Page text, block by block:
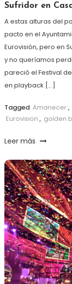
Sufridor en
A estas alturas del
pacto en el
Eurovisión, pero en
y no queríamos
pareció el Festival
en playback […]
Tagged Amanecer,
Eurovision , golden
Leer más